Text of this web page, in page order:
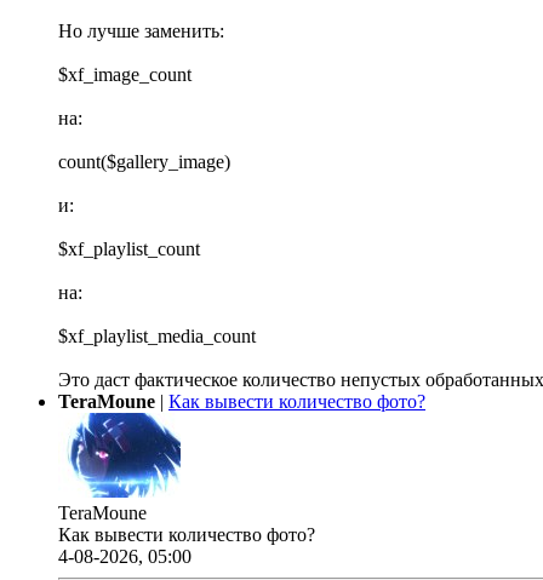
Но лучше заменить:
$xf_image_count
на:
count($gallery_image)
и:
$xf_playlist_count
на:
$xf_playlist_media_count
Это даст фактическое количество непустых
TeraMoune | Как вывести количество фото?
TeraMoune
Как вывести количество фото?
4-08-2026, 05:00